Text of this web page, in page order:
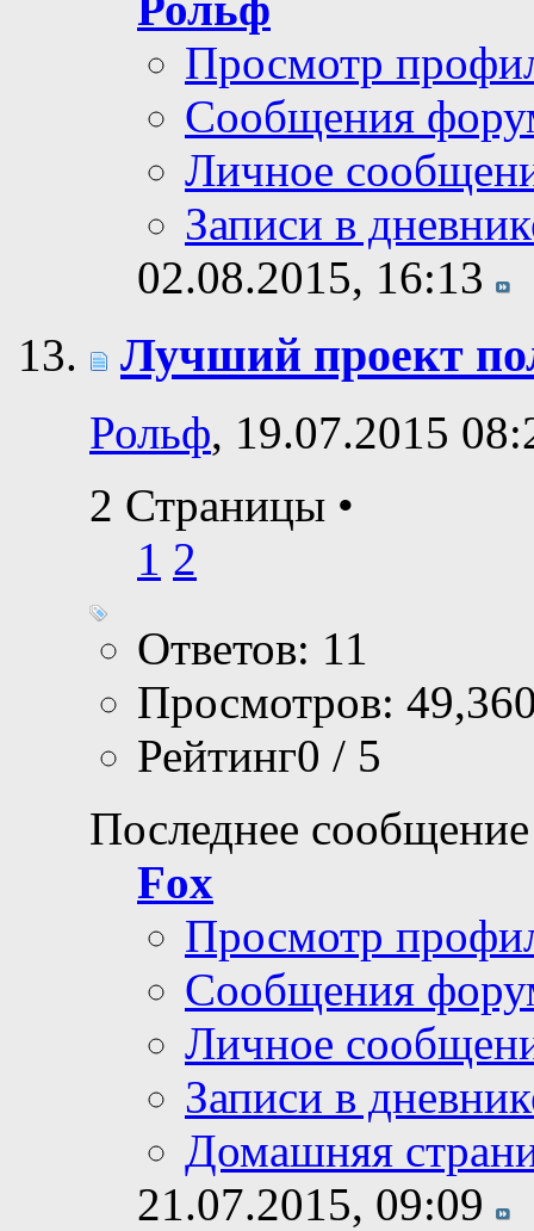
Просмотр
Сообщения
Личное
Записи в
02.08.2015, 16:13
Лучший проект
Рольф, 19.07.2015
2 Страницы •
1 2
Ответов: 11
Просмотров:
Рейтинг0 / 5
Последнее
Fox
Просмотр
Сообщения
Личное
Записи в
Домашняя
21.07.2015, 09:09